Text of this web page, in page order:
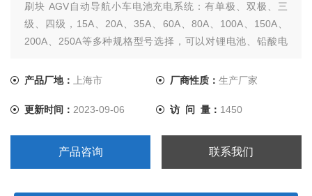
刷块 AGV自动导航小车电池充电系统：有单极、双极、三
级、四级，15A、20A、35A、60A、80A、100A、150A、
200A、250A等多种规格型号选择，可以对锂电池、铅酸电
AGV导航运输车在线充电系统，产品广泛应用于电力、铁
充电系统。
产品厂地：上海市 厂商性质： 生产厂家
更新时间：2023-09-06 访 问 量： 1450
产品咨询 联系我们